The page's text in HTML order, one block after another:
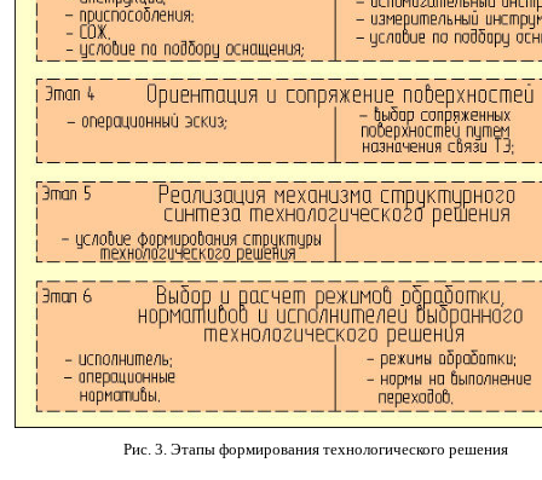
Рис. 3. Этапы формирования технологического решения